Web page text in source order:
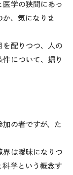
医学の狭間にあっ
、気になりま
を配りつつ、人の
について、掘り
加の者ですが、た
界は曖昧になりつ
科学という概念す